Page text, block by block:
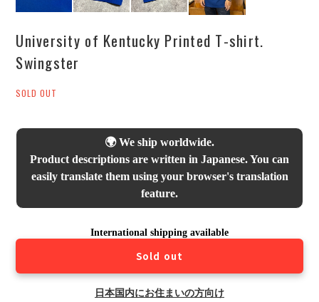
University of Kentucky Printed T-shirt.
Swingster
SOLD OUT
🌍 We ship worldwide.
Product descriptions are written in Japanese. You can
easily translate them using your browser's translation
feature.
International shipping available
Sold out
日本国内にお住まいの方向け